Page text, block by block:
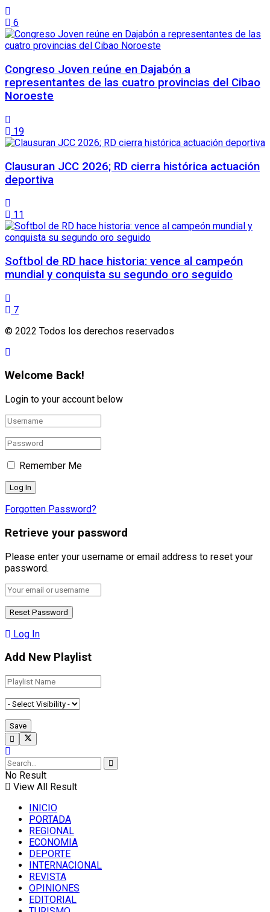
6
Congreso Joven reúne en Dajabón a
representantes de las cuatro provincias del Cibao
Noroeste
19
Clausuran JCC 2026; RD cierra histórica actuación
deportiva
11
Softbol de RD hace historia: vence al campeón
mundial y conquista su segundo oro seguido
7
© 2022 Todos los derechos reservados
Welcome Back!
Login to your account below
Remember Me
Forgotten Password?
Retrieve your password
Please enter your username or email address to reset your
password.
Log In
Add New Playlist
No Result
View All Result
INICIO
PORTADA
REGIONAL
ECONOMIA
DEPORTE
INTERNACIONAL
REVISTA
OPINIONES
EDITORIAL